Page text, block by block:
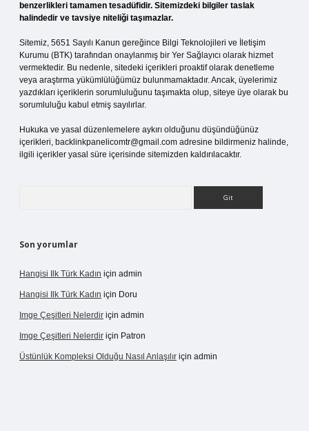
benzerlikleri tamamen tesadüfidir. Sitemizdeki bilgiler taslak
halindedir ve tavsiye niteliği taşımazlar.
Sitemiz, 5651 Sayılı Kanun gereğince Bilgi Teknolojileri ve İletişim
Kurumu (BTK) tarafından onaylanmış bir Yer Sağlayıcı olarak hizmet
vermektedir. Bu nedenle, sitedeki içerikleri proaktif olarak denetleme
veya araştırma yükümlülüğümüz bulunmamaktadır. Ancak, üyelerimiz
yazdıkları içeriklerin sorumluluğunu taşımakta olup, siteye üye olarak bu
sorumluluğu kabul etmiş sayılırlar.
Hukuka ve yasal düzenlemelere aykırı olduğunu düşündüğünüz
içerikleri, backlinkpanelicomtr@gmail.com adresine bildirmeniz halinde,
ilgili içerikler yasal süre içerisinde sitemizden kaldırılacaktır.
Son yorumlar
Hangisi Ilk Türk Kadın için admin
Hangisi Ilk Türk Kadın için Doru
Imge Çeşitleri Nelerdir için admin
Imge Çeşitleri Nelerdir için Patron
Üstünlük Kompleksi Olduğu Nasıl Anlaşılır için admin